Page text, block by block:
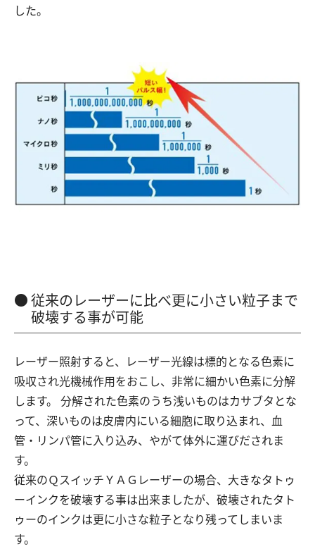
した。
従来のレーザーに比べ更に小さい粒子まで
破壊する事が可能
レーザー照射すると、レーザー光線は標的となる色素に
吸収され光機械作用をおこし、非常に細かい色素に分解
します。 分解された色素のうち浅いものはカサブタとな
って、深いものは皮膚内にいる細胞に取り込まれ、血
管・リンパ管に入り込み、やがて体外に運びだされま
す。
従来のＱスイッチＹＡＧレーザーの場合、大きなタトゥ
ーインクを破壊する事は出来ましたが、破壊されたタト
ゥーのインクは更に小さな粒子となり残ってしまいま
す。